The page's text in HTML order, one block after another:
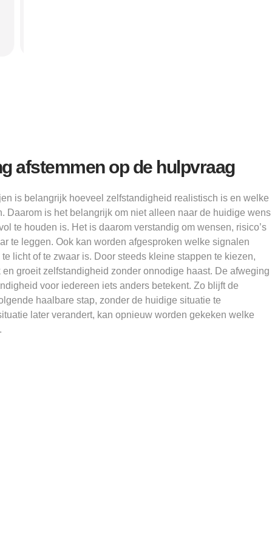
afstemmen op de hulpvraag
is belangrijk hoeveel zelfstandigheid realistisch is en welke
Daarom is het belangrijk om niet alleen naar de huidige wens
te houden is. Het is daarom verstandig om wensen, risico’s
te leggen. Ook kan worden afgesproken welke signalen
licht of te zwaar is. Door steeds kleine stappen te kiezen,
groeit zelfstandigheid zonder onnodige haast. De afweging
voor iedereen iets anders betekent. Zo blijft de
haalbare stap, zonder de huidige situatie te
later verandert, kan opnieuw worden gekeken welke